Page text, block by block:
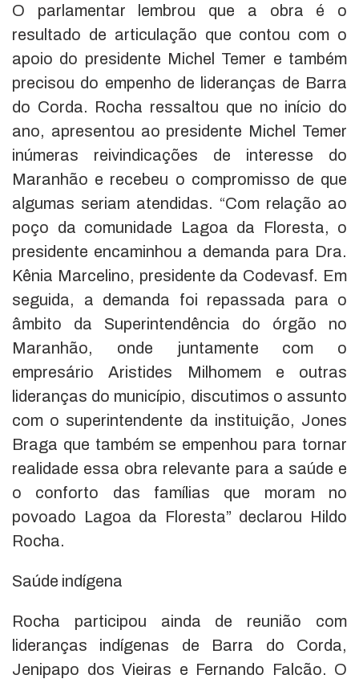
O parlamentar lembrou que a obra é o
resultado de articulação que contou com o
apoio do presidente Michel Temer e também
precisou do empenho de lideranças de Barra
do Corda. Rocha ressaltou que no início do
ano, apresentou ao presidente Michel Temer
inúmeras reivindicações de interesse do
Maranhão e recebeu o compromisso de que
algumas seriam atendidas. “Com relação ao
poço da comunidade Lagoa da Floresta, o
presidente encaminhou a demanda para Dra.
Kênia Marcelino, presidente da Codevasf. Em
seguida, a demanda foi repassada para o
âmbito da Superintendência do órgão no
Maranhão, onde juntamente com o
empresário Aristides Milhomem e outras
lideranças do município, discutimos o assunto
com o superintendente da instituição, Jones
Braga que também se empenhou para tornar
realidade essa obra relevante para a saúde e
o conforto das famílias que moram no
povoado Lagoa da Floresta” declarou Hildo
Rocha.
Saúde indígena
Rocha participou ainda de reunião com
lideranças indígenas de Barra do Corda,
Jenipapo dos Vieiras e Fernando Falcão. O